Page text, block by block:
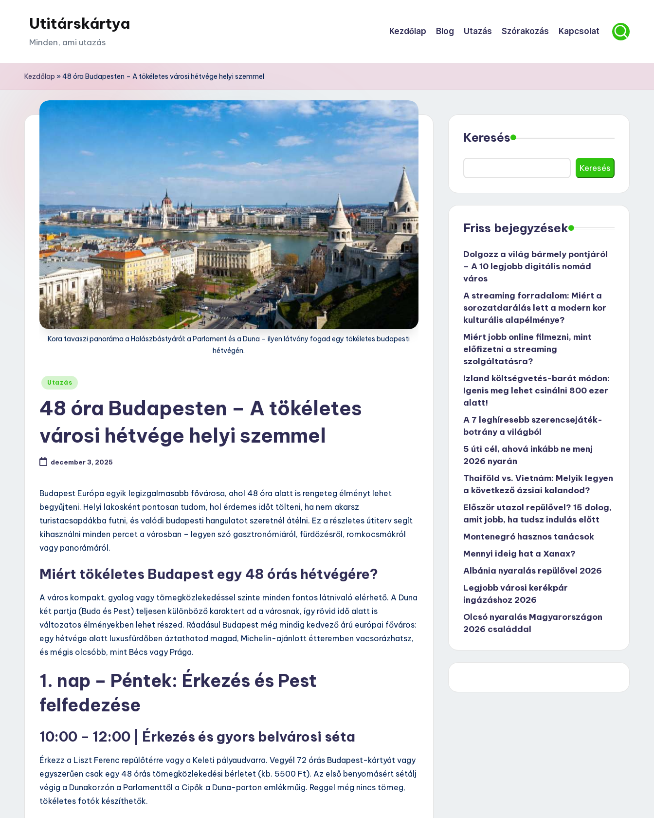
Utitárskártya
Minden, ami utazás
Kezdőlap Blog Utazás Szórakozás Kapcsolat
Kezdőlap » 48 óra Budapesten – A tökéletes városi hétvége helyi szemmel
Kora tavaszi panoráma a Halászbástyáról: a Parlament és a Duna – ilyen látvány fogad egy tökéletes budapesti
hétvégén.
Posted
Utazás
48 óra Budapesten – A tökéletes
városi hétvége helyi szemmel
december 3, 2025
Budapest Európa egyik legizgalmasabb fővárosa, ahol 48 óra alatt is rengeteg élményt lehet
begyűjteni. Helyi lakosként pontosan tudom, hol érdemes időt tölteni, ha nem akarsz
turistacsapdákba futni, és valódi budapesti hangulatot szeretnél átélni. Ez a részletes útiterv segít
kihasználni minden percet a városban – legyen szó gasztronómiáról, fürdőzésről, romkocsmákról
vagy panorámáról.
Miért tökéletes Budapest egy 48 órás hétvégére?
A város kompakt, gyalog vagy tömegközlekedéssel szinte minden fontos látnivaló elérhető. A Duna
két partja (Buda és Pest) teljesen különböző karaktert ad a városnak, így rövid idő alatt is
változatos élményekben lehet részed. Ráadásul Budapest még mindig kedvező árú európai főváros:
egy hétvége alatt luxusfürdőben áztathatod magad, Michelin-ajánlott étteremben vacsorázhatsz,
és mégis olcsóbb, mint Bécs vagy Prága.
1. nap – Péntek: Érkezés és Pest
felfedezése
10:00 – 12:00 | Érkezés és gyors belvárosi séta
Érkezz a Liszt Ferenc repülőtérre vagy a Keleti pályaudvarra. Vegyél 72 órás Budapest-kártyát vagy
egyszerűen csak egy 48 órás tömegközlekedési bérletet (kb. 5500 Ft). Az első benyomásért sétálj
végig a Dunakorzón a Parlamenttől a Cipők a Duna-parton emlékműig. Reggel még nincs tömeg,
tökéletes fotók készíthetők.
Keresés
Keresés
Friss bejegyzések
Dolgozz a világ bármely pontjáról
– A 10 legjobb digitális nomád
város
A streaming forradalom: Miért a
sorozatdarálás lett a modern kor
kulturális alapélménye?
Miért jobb online filmezni, mint
előfizetni a streaming
szolgáltatásra?
Izland költségvetés-barát módon:
Igenis meg lehet csinálni 800 ezer
alatt!
A 7 leghíresebb szerencsejáték-
botrány a világból
5 úti cél, ahová inkább ne menj
2026 nyarán
Thaiföld vs. Vietnám: Melyik legyen
a következő ázsiai kalandod?
Először utazol repülővel? 15 dolog,
amit jobb, ha tudsz indulás előtt
Montenegró hasznos tanácsok
Mennyi ideig hat a Xanax?
Albánia nyaralás repülővel 2026
Legjobb városi kerékpár
ingázáshoz 2026
Olcsó nyaralás Magyarországon
2026 családdal